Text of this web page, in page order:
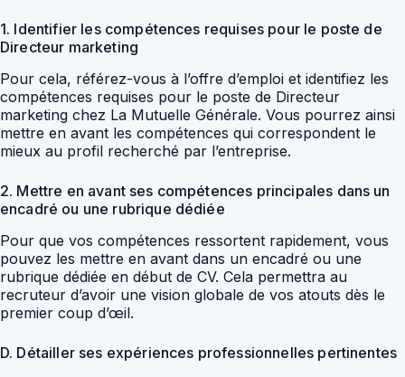
1. Identifier les compétences requises pour le poste de
Directeur marketing
Pour cela, référez-vous à l’offre d’emploi et identifiez les
compétences requises pour le poste de Directeur
marketing chez La Mutuelle Générale. Vous pourrez ainsi
mettre en avant les compétences qui correspondent le
mieux au profil recherché par l’entreprise.
2. Mettre en avant ses compétences principales dans un
encadré ou une rubrique dédiée
Pour que vos compétences ressortent rapidement, vous
pouvez les mettre en avant dans un encadré ou une
rubrique dédiée en début de CV. Cela permettra au
recruteur d’avoir une vision globale de vos atouts dès le
premier coup d’œil.
D. Détailler ses expériences professionnelles pertinentes